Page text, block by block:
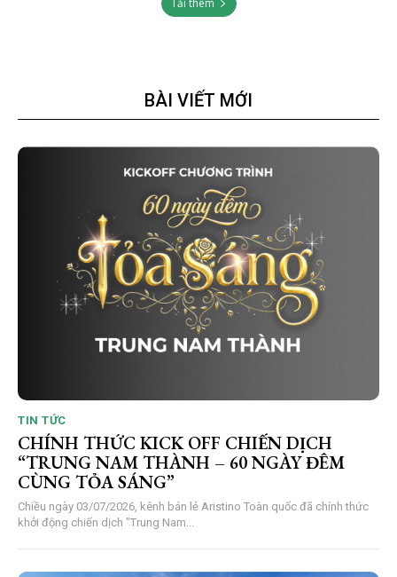
Tải thêm
BÀI VIẾT MỚI
TIN TỨC
CHÍNH THỨC KICK OFF CHIẾN DỊCH
“TRUNG NAM THÀNH – 60 NGÀY ĐÊM
CÙNG TỎA SÁNG”
Chiều ngày 03/07/2026, kênh bán lẻ Aristino Toàn quốc đã chính thức
khởi động chiến dịch "Trung Nam...